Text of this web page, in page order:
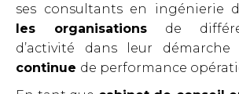
ses consultants en ingénierie
les organisations de
d’activité dans leur démarche
continue de performance